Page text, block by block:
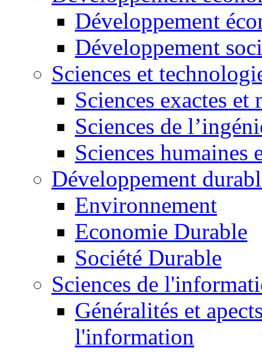
Développement
Développement
Sciences et
Sciences exactes et
Sciences de
Sciences humaines
Développement
Environnement
Economie Durable
Société Durable
Sciences de
Généralités et
l'information